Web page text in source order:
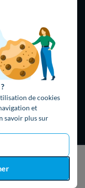
de cookies
et
savoir plus sur